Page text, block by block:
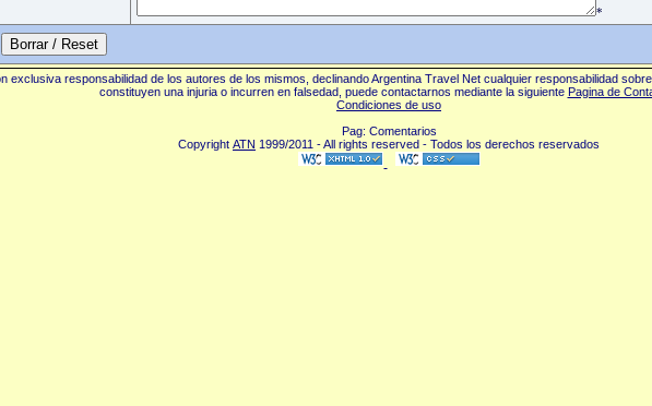
*
exclusiva responsabilidad de los autores de los mismos, declinando Argentina Travel Net cualquier responsabilidad
constituyen una injuria o incurren en falsedad, puede contactarnos mediante la siguiente Pagina de
Condiciones de uso
Pag: Comentarios
Copyright ATN 1999/2011 - All rights reserved - Todos los derechos reservados